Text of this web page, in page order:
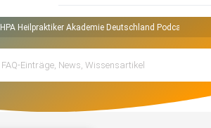
HPA Heilpraktiker Akademie Deutschland Podcast